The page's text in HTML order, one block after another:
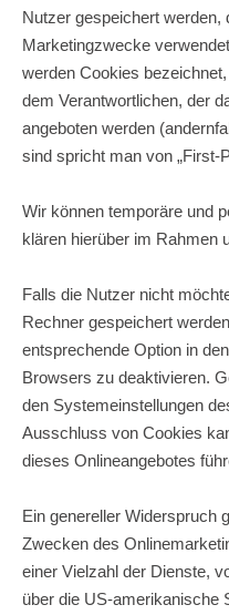
Nutzer gespeichert
Marketingzwecke
werden Cookies
dem Verantwortlichen, der
angeboten werden
sind spricht man von „First-
Wir können temporäre und
klären hierüber im Rahmen
Falls die Nutzer nicht
Rechner gespeichert
entsprechende Option in
Browsers zu deaktivieren.
den Systemeinstellungen
Ausschluss von Cookies
dieses Onlineangebotes
Ein genereller Widerspruch
Zwecken des
einer Vielzahl der Dienste,
über die US-amerikanische